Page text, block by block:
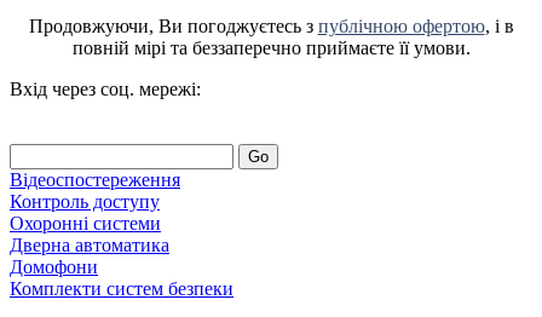
Продовжуючи, Ви погоджуєтесь з публічною офертою, і в
повній мірі та беззаперечно приймаєте її умови.
Вхід через соц. мережі:
Go
Відеоспостереження
Контроль доступу
Охоронні системи
Дверна автоматика
Домофони
Комплекти систем безпеки